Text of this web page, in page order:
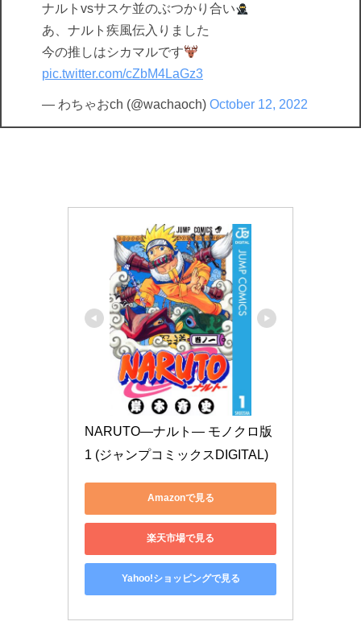
ナルトvsサスケ並のぶつかり合い
あ、ナルト疾風伝入りました
今の推しはシカマルです
pic.twitter.com/cZbM4LaGz3
— わちゃおch (@wachaoch) October 12, 2022
NARUTO―ナルト― モノクロ版
1 (ジャンプコミックスDIGITAL)
Amazonで見る
楽天市場で見る
Yahoo!ショッピングで見る